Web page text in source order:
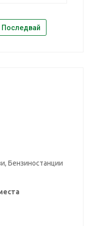
Последвай
Бензиностанции